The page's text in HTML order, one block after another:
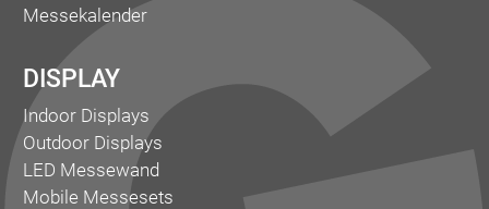
Messekalender
DISPLAY
Indoor Displays
Outdoor Displays
LED Messewand
Mobile Messesets